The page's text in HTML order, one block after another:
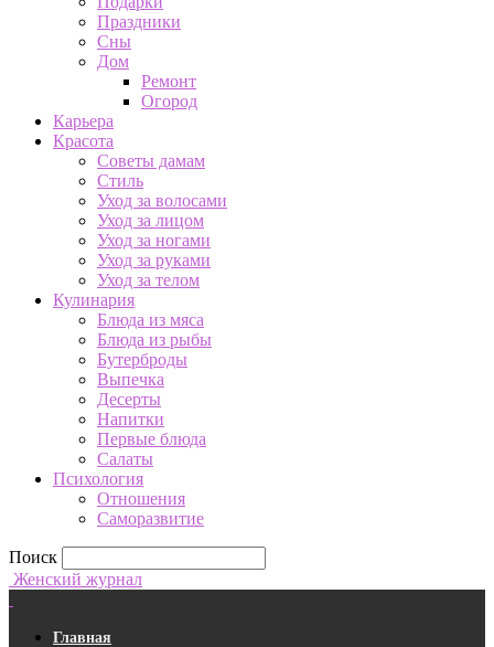
Праздники
Сны
Дом
Ремонт
Огород
Карьера
Красота
Советы дамам
Стиль
Уход за волосами
Уход за лицом
Уход за ногами
Уход за руками
Уход за телом
Кулинария
Блюда из мяса
Блюда из рыбы
Бутерброды
Выпечка
Десерты
Напитки
Первые блюда
Салаты
Психология
Отношения
Саморазвитие
Поиск
Женский журнал
Главная